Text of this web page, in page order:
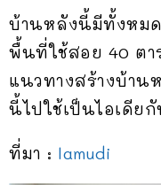
บ้านหลังนี้มีทั้งหม
พื้นที่ใช้สอย 40 ตา
แนวทางสร้างบ้าน
นี้ไปใช้เป็นไอเดีย
ที่มา : lamudi